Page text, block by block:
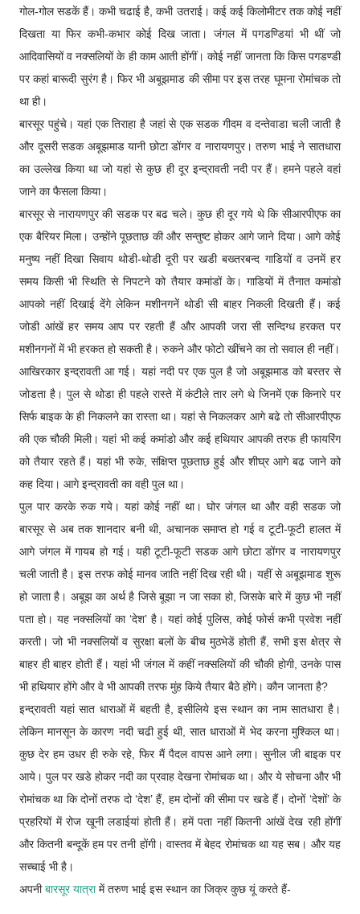
गोल-गोल सडकें हैं। कभी चढाई है, कभी उतराई। कई कई किलोमीटर तक कोई नहीं
दिखता या फिर कभी-कभार कोई दिख जाता। जंगल में पगडण्डियां भी थीं जो
आदिवासियों व नक्सलियों के ही काम आती होंगीं। कोई नहीं जानता कि किस पगडण्डी
पर कहां बारूदी सुरंग है। फिर भी अबूझमाड की सीमा पर इस तरह घूमना रोमांचक तो
था ही।
बारसूर पहुंचे। यहां एक तिराहा है जहां से एक सडक गीदम व दन्तेवाडा चली जाती है
और दूसरी सडक अबूझमाड यानी छोटा डोंगर व नारायणपुर। तरुण भाई ने सातधारा
का उल्लेख किया था जो यहां से कुछ ही दूर इन्द्रावती नदी पर हैं। हमने पहले वहां
जाने का फैसला किया।
बारसूर से नारायणपुर की सडक पर बढ चले। कुछ ही दूर गये थे कि सीआरपीएफ का
एक बैरियर मिला। उन्होंने पूछताछ की और सन्तुष्ट होकर आगे जाने दिया। आगे कोई
मनुष्य नहीं दिखा सिवाय थोडी-थोडी दूरी पर खडी बख्तरबन्द गाडियों व उनमें हर
समय किसी भी स्थिति से निपटने को तैयार कमांडों के। गाडियों में तैनात कमांडो
आपको नहीं दिखाई देंगे लेकिन मशीनगनें थोडी सी बाहर निकली दिखती हैं। कई
जोडी आंखें हर समय आप पर रहती हैं और आपकी जरा सी सन्दिग्ध हरकत पर
मशीनगनों में भी हरकत हो सकती है। रुकने और फोटो खींचने का तो सवाल ही नहीं।
आखिरकार इन्द्रावती आ गई। यहां नदी पर एक पुल है जो अबूझमाड को बस्तर से
जोडता है। पुल से थोडा ही पहले रास्ते में कंटीले तार लगे थे जिनमें एक किनारे पर
सिर्फ बाइक के ही निकलने का रास्ता था। यहां से निकलकर आगे बढे तो सीआरपीएफ
की एक चौकी मिली। यहां भी कई कमांडो और कई हथियार आपकी तरफ ही फायरिंग
को तैयार रहते हैं। यहां भी रुके, संक्षिप्त पूछताछ हुई और शीघ्र आगे बढ जाने को
कह दिया। आगे इन्द्रावती का वही पुल था।
पुल पार करके रुक गये। यहां कोई नहीं था। घोर जंगल था और वही सडक जो
बारसूर से अब तक शानदार बनी थी, अचानक समाप्त हो गई व टूटी-फूटी हालत में
आगे जंगल में गायब हो गई। यही टूटी-फूटी सडक आगे छोटा डोंगर व नारायणपुर
चली जाती है। इस तरफ कोई मानव जाति नहीं दिख रही थी। यहीं से अबूझमाड शुरू
हो जाता है। अबूझ का अर्थ है जिसे बूझा न जा सका हो, जिसके बारे में कुछ भी नहीं
पता हो। यह नक्सलियों का ‘देश’ है। यहां कोई पुलिस, कोई फोर्स कभी प्रवेश नहीं
करती। जो भी नक्सलियों व सुरक्षा बलों के बीच मुठभेडें होती हैं, सभी इस क्षेत्र से
बाहर ही बाहर होती हैं। यहां भी जंगल में कहीं नक्सलियों की चौकी होगी, उनके पास
भी हथियार होंगे और वे भी आपकी तरफ मुंह किये तैयार बैठे होंगे। कौन जानता है?
इन्द्रावती यहां सात धाराओं में बहती है, इसीलिये इस स्थान का नाम सातधारा है।
लेकिन मानसून के कारण नदी चढी हुई थी, सात धाराओं में भेद करना मुश्किल था।
कुछ देर हम उधर ही रुके रहे, फिर मैं पैदल वापस आने लगा। सुनील जी बाइक पर
आये। पुल पर खडे होकर नदी का प्रवाह देखना रोमांचक था। और ये सोचना और भी
रोमांचक था कि दोनों तरफ दो ‘देश’ हैं, हम दोनों की सीमा पर खडे हैं। दोनों ‘देशों’ के
प्रहरियों में रोज खूनी लडाईयां होती हैं। हमें पता नहीं कितनी आंखें देख रही होंगीं
और कितनी बन्दूकें हम पर तनी होंगी। वास्तव में बेहद रोमांचक था यह सब। और यह
सच्चाई भी है।
अपनीबारसूर यात्रामें तरुण भाई इस स्थान का जिक्र कुछ यूं करते हैं-